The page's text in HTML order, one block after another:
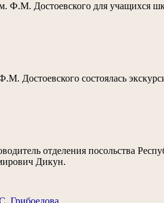
Ф.М. Достоевского для учащихся
Достоевского состоялась
отделения посольства
Дикун.
Грибоедова